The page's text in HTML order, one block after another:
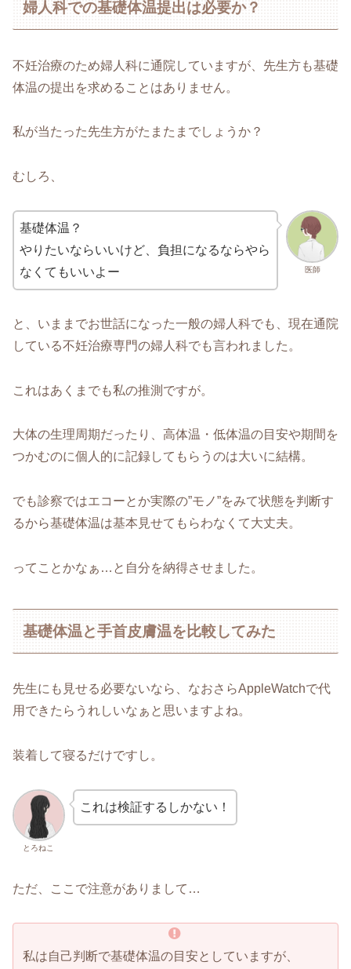
婦人科での基礎体温提出は必要か？
不妊治療のため婦人科に通院していますが、先生方も基礎
体温の提出を求めることはありません。
私が当たった先生方がたまたまでしょうか？
むしろ、
医師
基礎体温？
やりたいならいいけど、負担になるならやら
なくてもいいよー
と、いままでお世話になった一般の婦人科でも、現在通院
している不妊治療専門の婦人科でも言われました。
これはあくまでも私の推測ですが。
大体の生理周期だったり、高体温・低体温の目安や期間を
つかむのに個人的に記録してもらうのは大いに結構。
でも診察ではエコーとか実際の”モノ”をみて状態を判断す
るから基礎体温は基本見せてもらわなくて大丈夫。
ってことかなぁ…と自分を納得させました。
基礎体温と手首皮膚温を比較してみた
先生にも見せる必要ないなら、なおさらAppleWatchで代
用できたらうれしいなぁと思いますよね。
装着して寝るだけですし。
とろねこ
これは検証するしかない！
ただ、ここで注意がありまして…
私は自己判断で基礎体温の目安としていますが、